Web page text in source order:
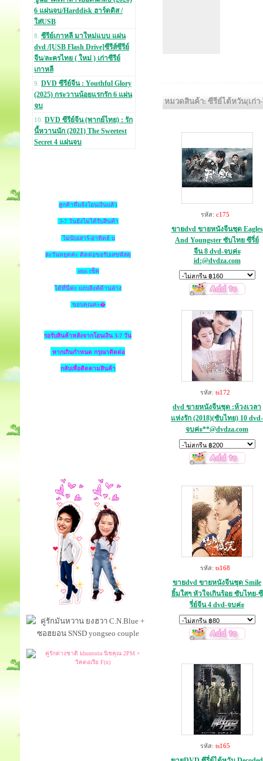
6 แผ่นจบ/Harddisk ฮาร์ดดิส /
ใส่USB
8. ซีรีย์เกาหลี มาใหม่แบบ แผ่น
dvd /[USB Flash Drive]ซีรีส์ซีรีย์
จีน/ละครไทย ( ใหม่ ) เก่าซีรีย์
เกาหลี
9. DVD ซีรีย์จีน : Youthful Glory
(2025) กระวานน้อยแรกรัก 6 แผ่น
จบ
10. DVD ซีรีย์จีน (พากย์ไทย) : รัก
นี้หวานนัก (2021) The Sweetest
Secret 4 แผ่นจบ
ลูกค้าที่แจ้งโอนเงินแล้ว
3-7 วันยังไม่ได้รับสินค้า
ไม่นับเสาร์-อาทิตย์ แ
ละวันหยุดค่ะ ติดต่อขอรับเลขพัสดุ
ems เช็ค
ได้ที่นี่ค่ะ แถบลิงค์ด้านล่าง
ขอบคุณค่ะ�
รอรับสินค้าหลังจากโอนเงิน 3-7 วัน
หากเกินกำหนด กรุณาติดต่อ
กลับเพื่อติดตามสินค้า
หมวดสินค้า: ซีรีย์ไต้หวัน(เก่า
รหัส: c175
ขายdvd ขายหนังจีนชุด Eagles
And Youngster ซับไทย ซีรี่ย์
จีน 8 dvd-จบค่ะ
id:@dvdza.com
รหัส: ts172
dvd ขายหนังจีนชุด :ห้วงเวลา
แห่งรัก (2018)(ซับไทย) 10 dvd-
จบค่ะ**@dvdza.com
รหัส: ts168
ขายdvd ขายหนังจีนชุด Smile
ยิ้มใสๆ หัวใจเกินร้อย ซับไทย-ซี
รี่ย์จีน 4 dvd-จบค่ะ
รหัส: ts165